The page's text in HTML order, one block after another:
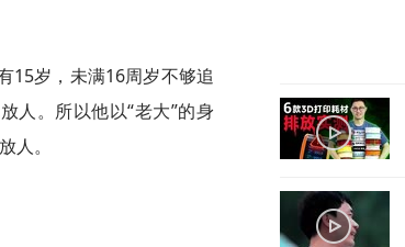
15岁，未满16周岁不够追
人。所以他以“老大”的身
人。